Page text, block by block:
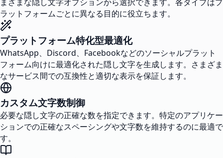
ラットフォームごとに異なる目的に役立ちます。
プラットフォーム特化型最適化
WhatsApp、Discord、Facebookなどのソーシャルプラット
フォーム向けに最適化された隠し文字を生成します。さまざま
なサービス間での互換性と適切な表示を保証します。
カスタム文字数制御
必要な隠し文字の正確な数を指定できます。特定のアプリケー
ションでの正確なスペーシングや文字数を維持するのに最適で
す。